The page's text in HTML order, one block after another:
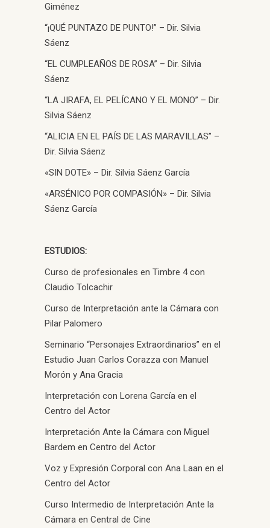
Giménez
“¡QUÉ PUNTAZO DE PUNTO!” – Dir. Silvia
Sáenz
“EL CUMPLEAÑOS DE ROSA” – Dir. Silvia
Sáenz
“LA JIRAFA, EL PELÍCANO Y EL MONO” – Dir.
Silvia Sáenz
“ALICIA EN EL PAÍS DE LAS MARAVILLAS” –
Dir. Silvia Sáenz
«SIN DOTE» – Dir. Silvia Sáenz García
«ARSÉNICO POR COMPASIÓN» – Dir. Silvia
Sáenz García
ESTUDIOS:
Curso de profesionales en Timbre 4 con
Claudio Tolcachir
Curso de Interpretación ante la Cámara con
Pilar Palomero
Seminario “Personajes Extraordinarios” en el
Estudio Juan Carlos Corazza con Manuel
Morón y Ana Gracia
Interpretación con Lorena García en el
Centro del Actor
Interpretación Ante la Cámara con Miguel
Bardem en Centro del Actor
Voz y Expresión Corporal con Ana Laan en el
Centro del Actor
Curso Intermedio de Interpretación Ante la
Cámara en Central de Cine